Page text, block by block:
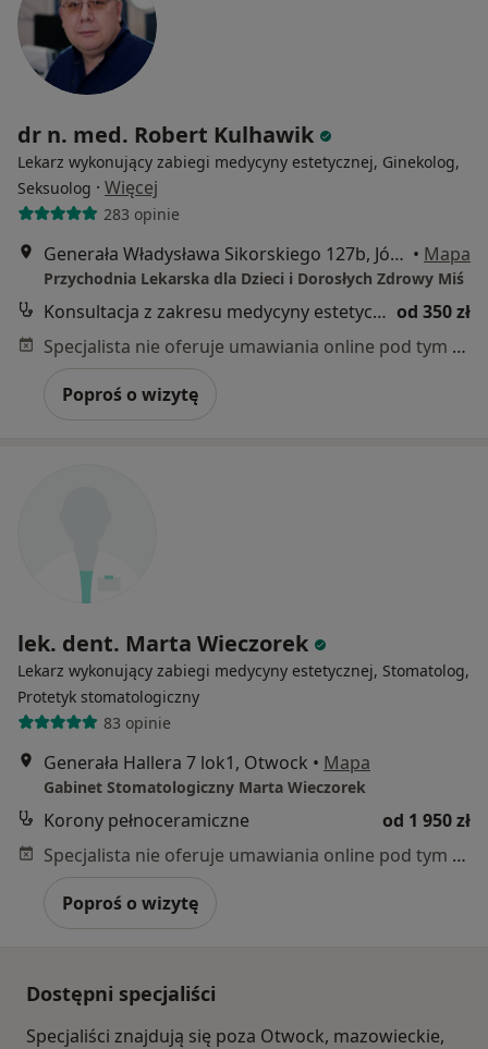
dr n. med. Robert Kulhawik
Lekarz wykonujący zabiegi medycyny estetycznej, Ginekolog,
Seksuolog · Więcej
283 opinie
Generała Władysława Sikorskiego 127b, Józefów (powiat otwocki) • Mapa
Przychodnia Lekarska dla Dzieci i Dorosłych Zdrowy Miś
Konsultacja z zakresu medycyny estetycznej od 350 zł
Specjalista nie oferuje umawiania online pod tym adresem.
Poproś o wizytę
lek. dent. Marta Wieczorek
Lekarz wykonujący zabiegi medycyny estetycznej, Stomatolog,
Protetyk stomatologiczny
83 opinie
Generała Hallera 7 lok1, Otwock • Mapa
Gabinet Stomatologiczny Marta Wieczorek
Korony pełnoceramiczne
od 1 950 zł
Specjalista nie oferuje umawiania online pod tym adresem.
Poproś o wizytę
Dostępni specjaliści
Specjaliści znajdują się poza Otwock, mazowieckie,